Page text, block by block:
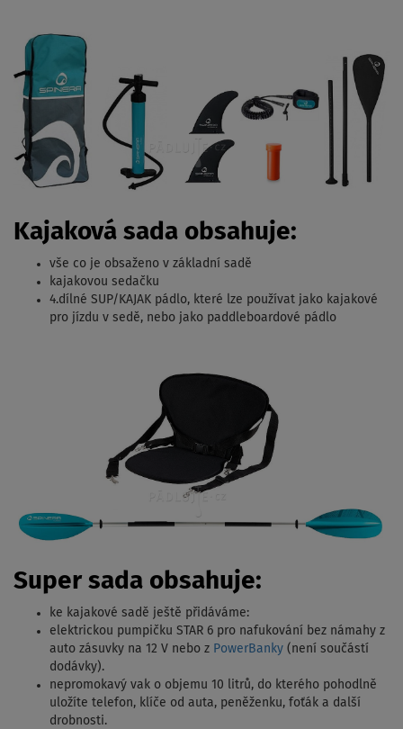
Kajaková sada obsahuje:
vše co je obsaženo v základní sadě
kajakovou sedačku
4.dílné SUP/KAJAK pádlo, které lze používat jako kajakové
pro jízdu v sedě, nebo jako paddleboardové pádlo
Super sada obsahuje:
ke kajakové sadě ještě přidáváme:
elektrickou pumpičku STAR 6 pro nafukování bez námahy z
auto zásuvky na 12 V nebo z PowerBanky (není součástí
dodávky).
nepromokavý vak o objemu 10 litrů, do kterého pohodlně
uložíte telefon, klíče od auta, peněženku, foťák a další
drobnosti.